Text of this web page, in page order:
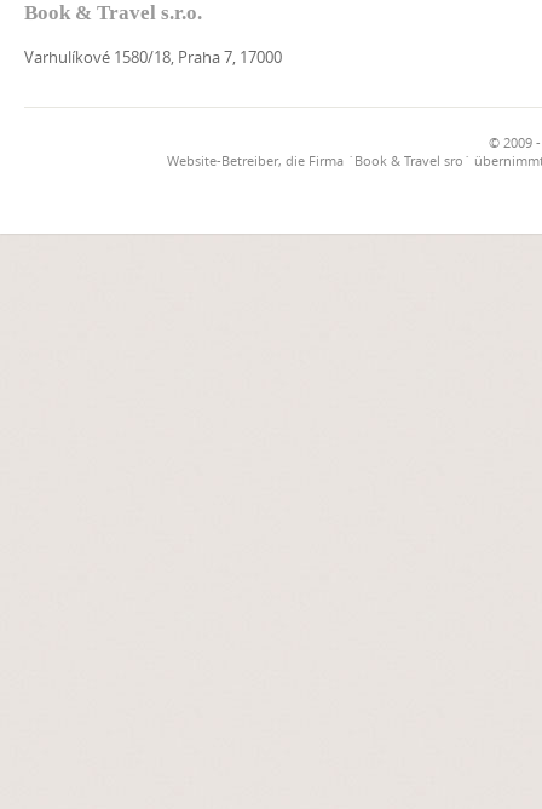
Book & Travel s.r.o.
Varhulíkové 1580/18, Praha 7, 17000
© 2009
Website-Betreiber, die Firma `Book & Travel sro`